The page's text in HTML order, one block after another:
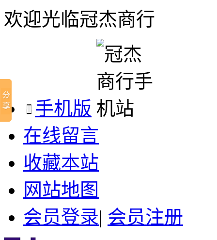
欢迎光临冠杰商行
手机版
在线留言
收藏本站
网站地图
会员登录| 会员注册